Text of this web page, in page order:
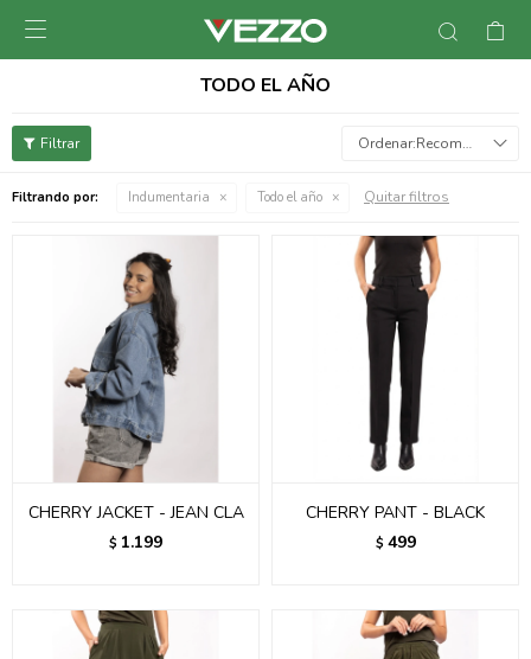

TODO EL AÑO
Recomendados
Filtrando por: Indumentaria Todo el año Quitar filtros
CHERRY JACKET - JEAN CLA
$ 1.199
CHERRY PANT - BLACK
$ 499